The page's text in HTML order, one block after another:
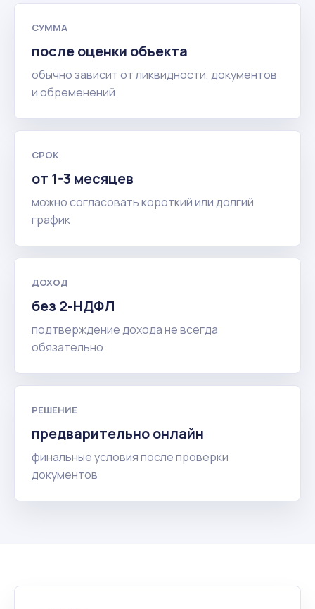
СУММА
после оценки объекта
обычно зависит от ликвидности, документов
и обременений
СРОК
от 1-3 месяцев
можно согласовать короткий или долгий
график
ДОХОД
без 2-НДФЛ
подтверждение дохода не всегда
обязательно
РЕШЕНИЕ
предварительно онлайн
финальные условия после проверки
документов